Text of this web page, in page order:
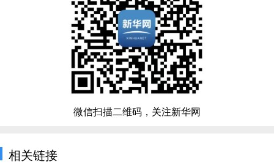
微信扫描二维码，关注新华网
相关链接